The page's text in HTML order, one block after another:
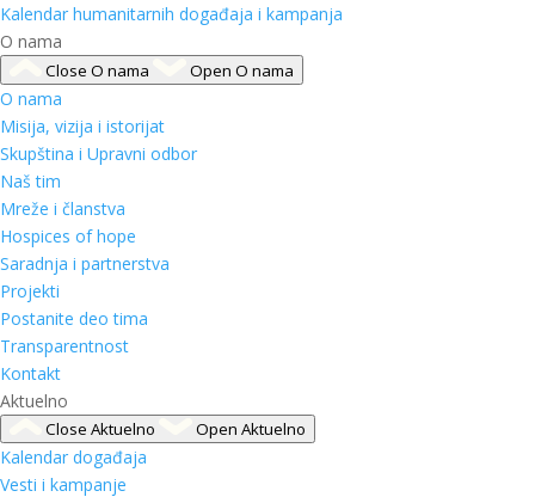
Kalendar humanitarnih događaja i kampanja
O nama
Close O nama Open O nama
O nama
Misija, vizija i istorijat
Skupština i Upravni odbor
Naš tim
Mreže i članstva
Hospices of hope
Saradnja i partnerstva
Projekti
Postanite deo tima
Transparentnost
Kontakt
Aktuelno
Close Aktuelno Open Aktuelno
Kalendar događaja
Vesti i kampanje